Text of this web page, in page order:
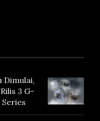
Dimulai,
3 G-
Series